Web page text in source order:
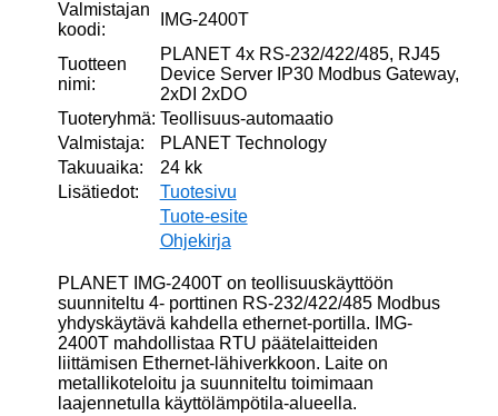
Valmistajan
koodi:
IMG-2400T
Tuotteen
nimi:
PLANET 4x RS-232/422/485, RJ45
Device Server IP30 Modbus Gateway,
2xDI 2xDO
Tuoteryhmä: Teollisuus-automaatio
Valmistaja:
PLANET Technology
Takuuaika:
24 kk
Lisätiedot:
Tuotesivu
Tuote-esite
Ohjekirja
PLANET IMG-2400T on teollisuuskäyttöön
suunniteltu 4- porttinen RS-232/422/485 Modbus
yhdyskäytävä kahdella ethernet-portilla. IMG-
2400T mahdollistaa RTU päätelaitteiden
liittämisen Ethernet-lähiverkkoon. Laite on
metallikoteloitu ja suunniteltu toimimaan
laajennetulla käyttölämpötila-alueella.